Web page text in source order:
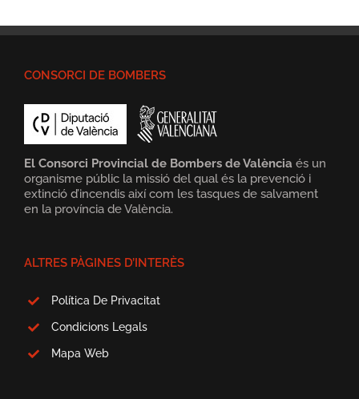
CONSORCI DE BOMBERS
El Consorci Provincial de Bombers de València és un
organisme públic la missió del qual és la prevenció i
extinció d’incendis així com les tasques de salvament
en la província de València.
ALTRES PÀGINES D’INTERÈS
Política De Privacitat
Condicions Legals
Mapa Web